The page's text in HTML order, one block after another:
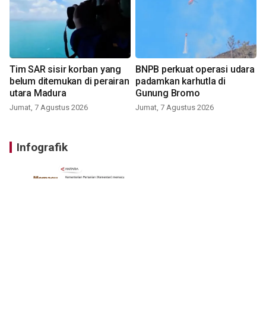
Tim SAR sisir korban yang
belum ditemukan di perairan
utara Madura
Jumat, 7 Agustus 2026
BNPB perkuat operasi udara
padamkan karhutla di
Gunung Bromo
Jumat, 7 Agustus 2026
Infografik